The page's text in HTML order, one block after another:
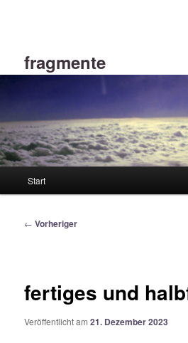
fragmente
Start
Beitragsnavigation
← Vorheriger
fertiges und
Veröffentlicht am21. Dezember 2023